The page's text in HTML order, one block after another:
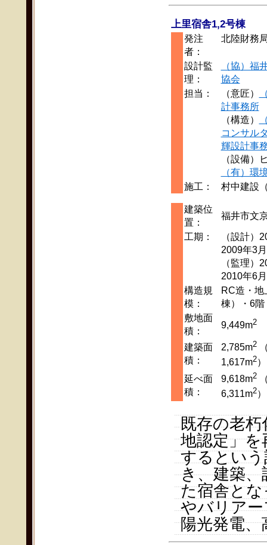
上里宿舎1,2号棟
発注
者：
北陸財務
設計監
理：
（協）福
協会
担当：
（意匠）
計事務所
（構造）
コンサル
輝設計事
（設備）
（有）環
施工：
村中建設
建築位
置：
福井市文
工期：
（設計）
2009年3月
（監理）
2010年6月
構造規
模：
RC造・地
棟）・6階
敷地面
積：
9,449m2
建築面
積：
2,785m2
1,617m2）
延べ面
積：
9,618m2
6,311m2）
既存の老朽
地認定」を
するとい
き、建築、
た宿舎と
やバリア
陽光発電、